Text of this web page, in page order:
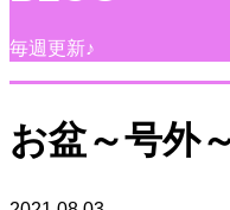
毎週更新♪
お盆～号外